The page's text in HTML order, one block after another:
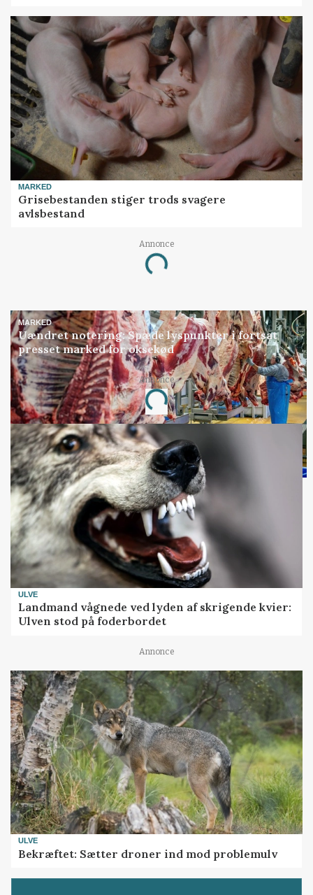
MARKED
Grisebestanden stiger trods svagere
avlsbestand
Annonce
Loading...
MARKED
Uændret notering: Spæde lyspunkter i fortsat
presset marked for oksekød
Annonce
Loading...
ULVE
Landmand vågnede ved lyden af skrigende kvier:
Ulven stod på foderbordet
Annonce
ULVE
Bekræftet: Sætter droner ind mod problemulv